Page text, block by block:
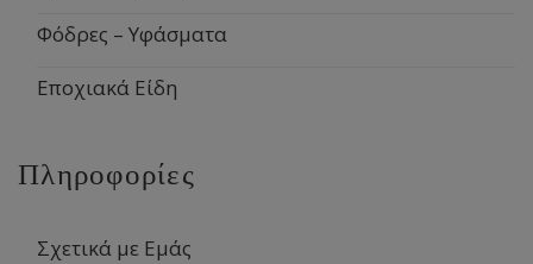
Φόδρες – Υφάσματα
Εποχιακά Είδη
Πληροφορίες
Σχετικά με Εμάς